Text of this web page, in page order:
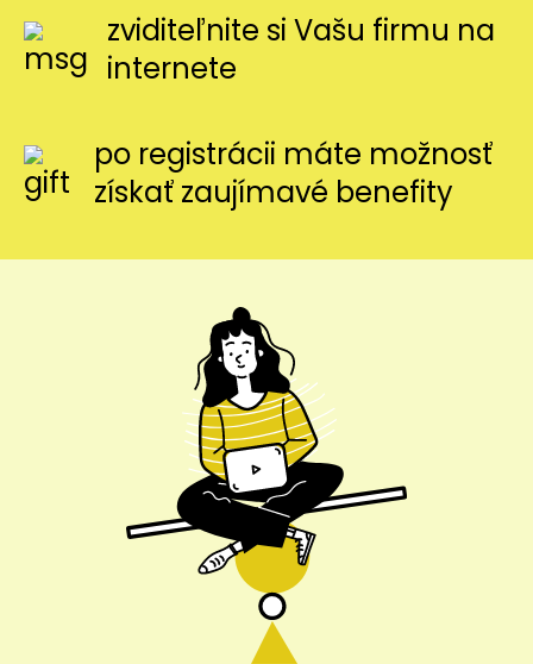
zviditeľnite si Vašu firmu na
internete
po registrácii máte možnosť
získať zaujímavé benefity